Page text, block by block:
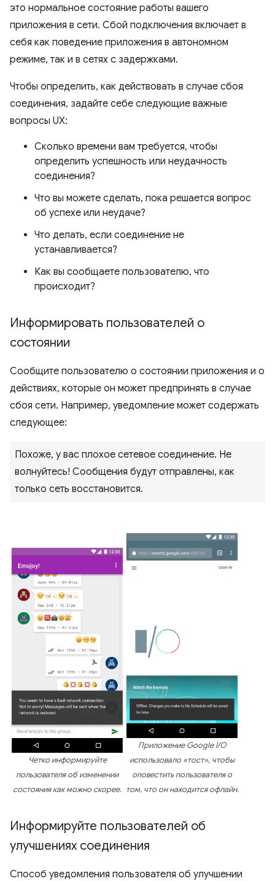
это нормальное состояние работы вашего
приложения в сети. Сбой подключения включает в
себя как поведение приложения в автономном
режиме, так и в сетях с задержками.
Чтобы определить, как действовать в случае сбоя
соединения, задайте себе следующие важные
вопросы UX:
Сколько времени вам требуется, чтобы
определить успешность или неудачность
соединения?
Что вы можете сделать, пока решается вопрос
об успехе или неудаче?
Что делать, если соединение не
устанавливается?
Как вы сообщаете пользователю, что
происходит?
Информировать пользователей о
состоянии
Сообщите пользователю о состоянии приложения и о
действиях, которые он может предпринять в случае
сбоя сети. Например, уведомление может содержать
следующее:
Похоже, у вас плохое сетевое соединение. Не
волнуйтесь! Сообщения будут отправлены, как
только сеть восстановится.
Четко информируйте
пользователя об изменении
состояния как можно скорее.
Приложение Google I/O
использовало «тост», чтобы
оповестить пользователя о
том, что он находится офлайн.
Информируйте пользователей об
улучшениях соединения
Способ уведомления пользователя об улучшении